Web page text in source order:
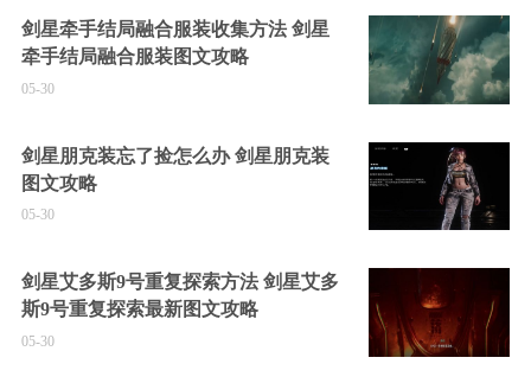
剑星牵手结局融合服装收集方法 剑星
牵手结局融合服装图文攻略
05-30
剑星朋克装忘了捡怎么办 剑星朋克装
图文攻略
05-30
剑星艾多斯9号重复探索方法 剑星艾多
斯9号重复探索最新图文攻略
05-30